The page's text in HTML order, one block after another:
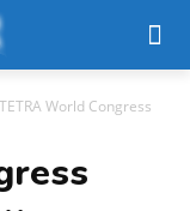
TETRA World Congress